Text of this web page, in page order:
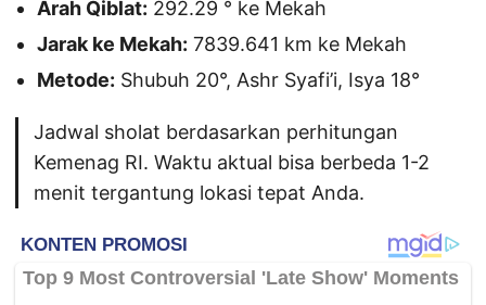
Arah Qiblat: 292.29 ° ke Mekah
Jarak ke Mekah: 7839.641 km ke Mekah
Metode: Shubuh 20°, Ashr Syafi’i, Isya 18°
Jadwal sholat berdasarkan perhitungan
Kemenag RI. Waktu aktual bisa berbeda 1-2
menit tergantung lokasi tepat Anda.